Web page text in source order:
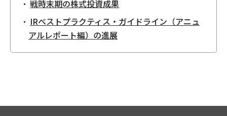
戦時末期の株式投資成果
IRベストプラクティス・ガイドライン（アニュ
アルレポート編）の進展